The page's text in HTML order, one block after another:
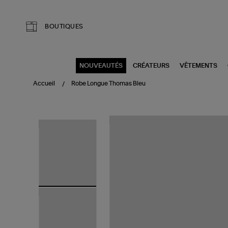
BOUTIQUES
NOUVEAUTÉS CRÉATEURS VÊTEMENTS
Accueil Robe Longue Thomas Bleu